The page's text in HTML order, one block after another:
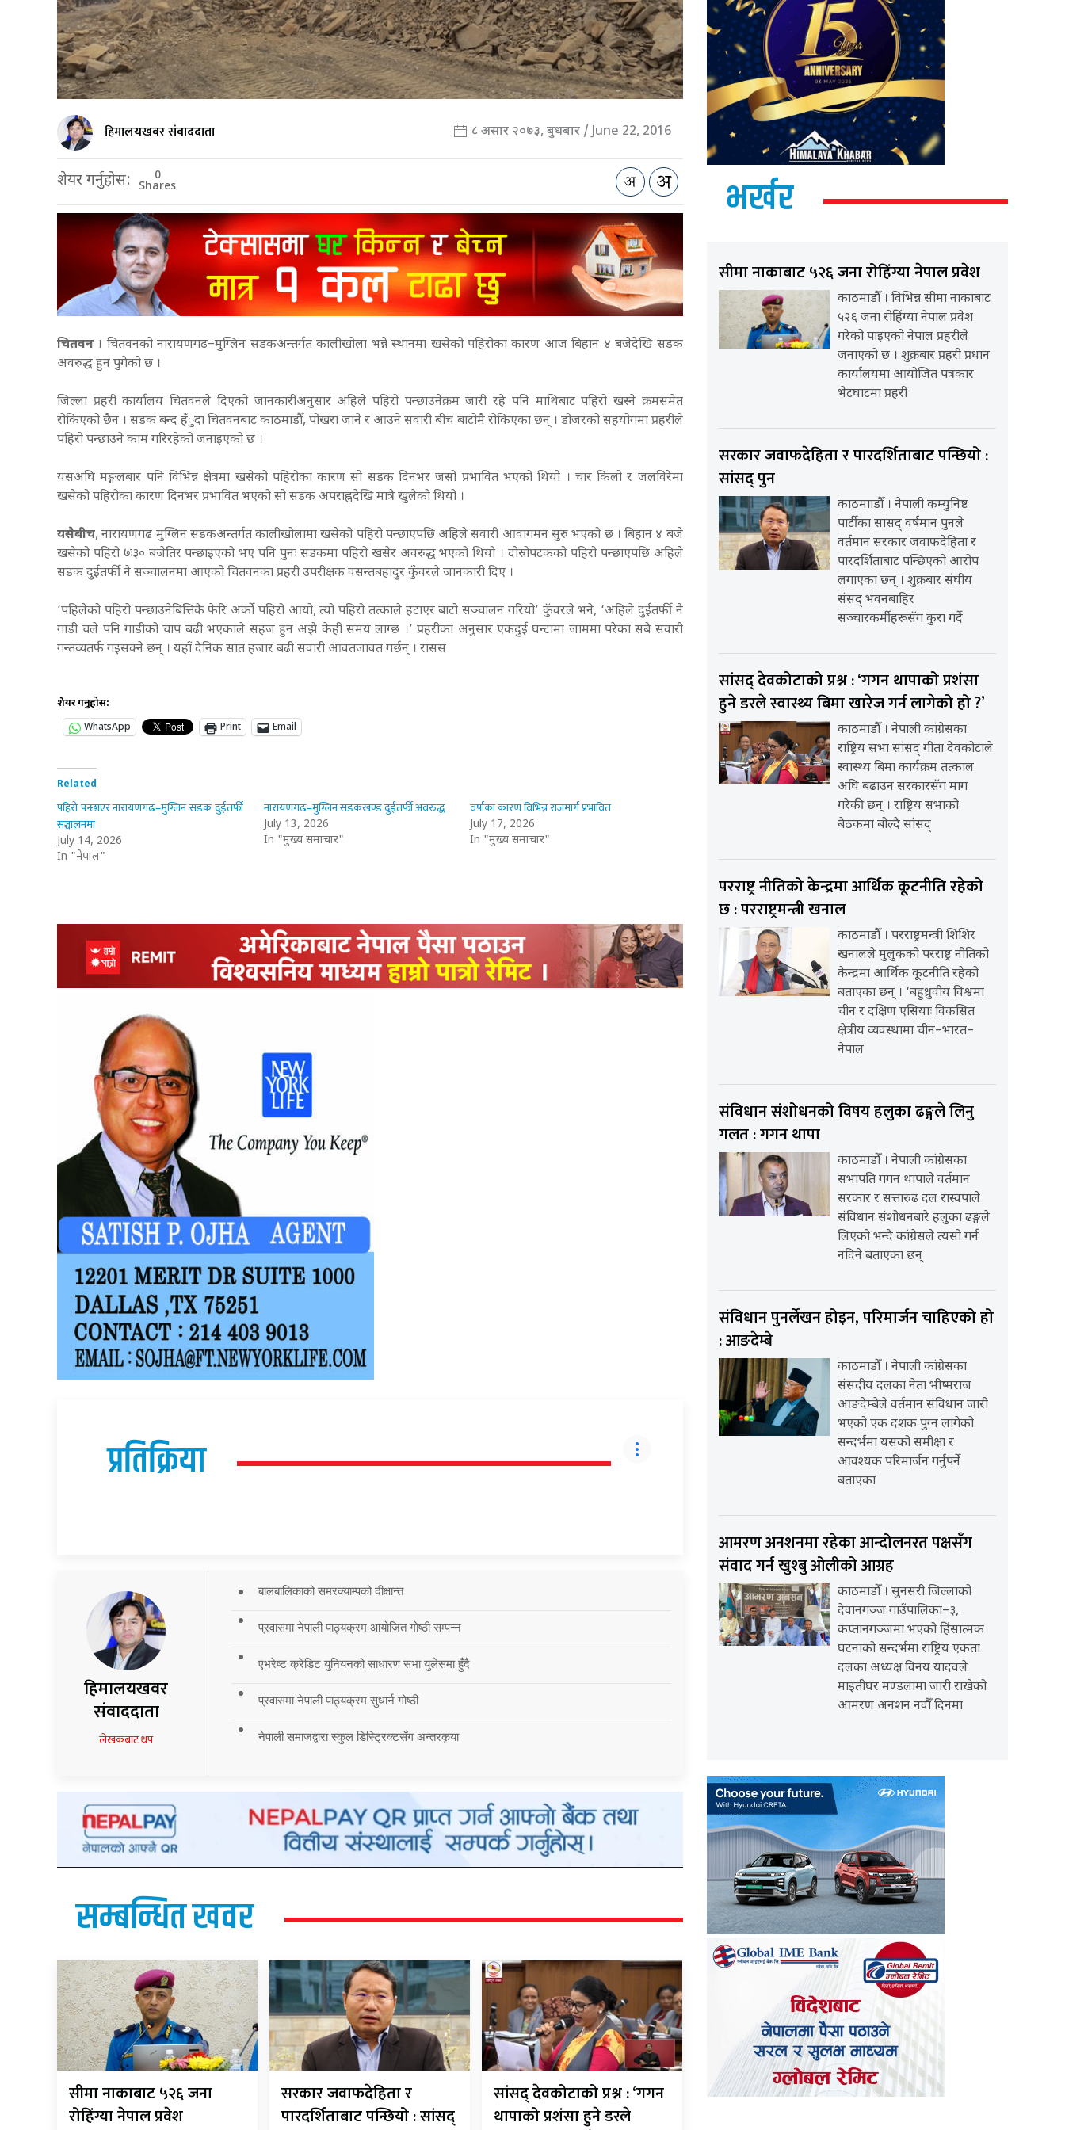
हिमालयखवर संवाददाता ८ असार २०७३, बुधबार / June 22, 2016
शेयर गर्नुहोस: 0
Shares
चितवन । चितवनको नारायणगढ–मुग्लिन सडकअन्तर्गत कालीखोला भन्ने स्थानमा खसेको पहिरोका कारण आज बिहान ४ बजेदेखि सडक
अवरुद्ध हुन पुगेको छ ।
जिल्ला प्रहरी कार्यालय चितवनले दिएको जानकारीअनुसार अहिले पहिरो पन्छाउनेक्रम जारी रहे पनि माथिबाट पहिरो खस्ने क्रमसमेत
रोकिएको छैन । सडक बन्द हँुदा चितवनबाट काठमाडौँ, पोखरा जाने र आउने सवारी बीच बाटोमै रोकिएका छन् । डोजरको सहयोगमा प्रहरीले
पहिरो पन्छाउने काम गरिरहेको जनाइएको छ ।
यसअघि मङ्गलबार पनि विभिन्न क्षेत्रमा खसेको पहिरोका कारण सो सडक दिनभर जसो प्रभावित भएको थियो । चार किलो र जलविरेमा
खसेको पहिरोका कारण दिनभर प्रभावित भएको सो सडक अपराह्नदेखि मात्रै खुलेको थियो ।
यसैबीच, नारायणगढ मुग्लिन सडकअन्तर्गत कालीखोलामा खसेको पहिरो पन्छाएपछि अहिले सवारी आवागमन सुरु भएको छ । बिहान ४ बजे
खसेको पहिरो ७ः३० बजेतिर पन्छाइएको भए पनि पुनः सडकमा पहिरो खसेर अवरुद्ध भएको थियो । दोस्रोपटकको पहिरो पन्छाएपछि अहिले
सडक दुईतर्फी नै सञ्चालनमा आएको चितवनका प्रहरी उपरीक्षक वसन्तबहादुर कुँवरले जानकारी दिए ।
‘पहिलेको पहिरो पन्छाउनेबित्तिकै फेरि अर्को पहिरो आयो, त्यो पहिरो तत्कालै हटाएर बाटो सञ्चालन गरियो’ कुँवरले भने, ‘अहिले दुईतर्फी नै
गाडी चले पनि गाडीको चाप बढी भएकाले सहज हुन अझै केही समय लाग्छ ।’ प्रहरीका अनुसार एकदुई घन्टामा जाममा परेका सबै सवारी
गन्तव्यतर्फ गइसक्ने छन् । यहाँ दैनिक सात हजार बढी सवारी आवतजावत गर्छन् । रासस
शेयर गर्नुहोस:
WhatsApp
Print Email
Related
पहिरो पन्छाएर नारायणगढ–मुग्लिन सडक दुईतर्फी
सञ्चालनमा
July 14, 2026
In "नेपाल"
नारायणगढ–मुग्लिन सडकखण्ड दुईतर्फी अवरुद्ध
July 13, 2026
In "मुख्य समाचार"
वर्षाका कारण विभिन्न राजमार्ग प्रभावित
July 17, 2026
In "मुख्य समाचार"
प्रतिक्रिया
हिमालयखवर
संवाददाता
लेखकबाट थप
बालबालिकाको समरक्याम्पको दीक्षान्त
प्रवासमा नेपाली पाठ्यक्रम आयोजित गोष्ठी सम्पन्न
एभरेष्ट क्रेडिट युनियनको साधारण सभा युलेसमा हुँदै
प्रवासमा नेपाली पाठ्यक्रम सुधार्न गोष्ठी
नेपाली समाजद्वारा स्कुल डिस्ट्रिक्टसँग अन्तरकृया
सम्बन्धित खवर
सीमा नाकाबाट ५२६ जना
रोहिंग्या नेपाल प्रवेश
सरकार जवाफदेहिता र
पारदर्शिताबाट पन्छियो : सांसद्
सांसद् देवकोटाको प्रश्न : ‘गगन
थापाको प्रशंसा हुने डरले
भर्खर
सीमा नाकाबाट ५२६ जना रोहिंग्या नेपाल प्रवेश
काठमाडौँ । विभिन्न सीमा नाकाबाट
५२६ जना रोहिंग्या नेपाल प्रवेश
गरेको पाइएको नेपाल प्रहरीले
जनाएको छ । शुक्रबार प्रहरी प्रधान
कार्यालयमा आयोजित पत्रकार
भेटघाटमा प्रहरी
सरकार जवाफदेहिता र पारदर्शिताबाट पन्छियो :
सांसद् पुन
काठमााडौँ । नेपाली कम्युनिष्ट
पार्टीका सांसद् वर्षमान पुनले
वर्तमान सरकार जवाफदेहिता र
पारदर्शिताबाट पन्छिएको आरोप
लगाएका छन् । शुक्रबार संघीय
संसद् भवनबाहिर
सञ्चारकर्मीहरूसँग कुरा गर्दै
सांसद् देवकोटाको प्रश्न : ‘गगन थापाको प्रशंसा
हुने डरले स्वास्थ्य बिमा खारेज गर्न लागेको हो ?’
काठमाडौँ । नेपाली कांग्रेसका
राष्ट्रिय सभा सांसद् गीता देवकोटाले
स्वास्थ्य बिमा कार्यक्रम तत्काल
अघि बढाउन सरकारसँग माग
गरेकी छन् । राष्ट्रिय सभाको
बैठकमा बोल्दै सांसद्
परराष्ट्र नीतिको केन्द्रमा आर्थिक कूटनीति रहेको
छ : परराष्ट्रमन्त्री खनाल
काठमाडौँ । परराष्ट्रमन्त्री शिशिर
खनालले मुलुकको परराष्ट्र नीतिको
केन्द्रमा आर्थिक कूटनीति रहेको
बताएका छन् । ‘बहुध्रुवीय विश्वमा
चीन र दक्षिण एसियाः विकसित
क्षेत्रीय व्यवस्थामा चीन–भारत–
नेपाल
संविधान संशोधनको विषय हलुका ढङ्गले लिनु
गलत : गगन थापा
काठमाडौँ । नेपाली कांग्रेसका
सभापति गगन थापाले वर्तमान
सरकार र सत्तारुढ दल रास्वपाले
संविधान संशोधनबारे हलुका ढङ्गले
लिएको भन्दै कांग्रेसले त्यसो गर्न
नदिने बताएका छन्
संविधान पुनर्लेखन होइन, परिमार्जन चाहिएको हो
: आङदेम्बे
काठमाडौँ । नेपाली कांग्रेसका
संसदीय दलका नेता भीष्मराज
आङदेम्बेले वर्तमान संविधान जारी
भएको एक दशक पुग्न लागेको
सन्दर्भमा यसको समीक्षा र
आवश्यक परिमार्जन गर्नुपर्ने
बताएका
आमरण अनशनमा रहेका आन्दोलनरत पक्षसँग
संवाद गर्न खुश्बु ओलीको आग्रह
काठमाडौँ । सुनसरी जिल्लाको
देवानगञ्ज गाउँपालिका–३,
कप्तानगञ्जमा भएको हिंसात्मक
घटनाको सन्दर्भमा राष्ट्रिय एकता
दलका अध्यक्ष विनय यादवले
माइतीघर मण्डलामा जारी राखेको
आमरण अनशन नवौँ दिनमा